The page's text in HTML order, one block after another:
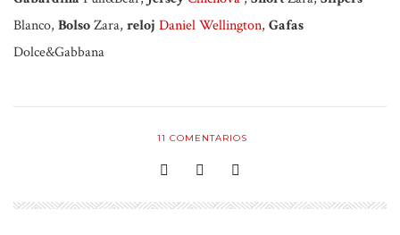
Blanco, BolsoZara, reloj Daniel Wellington, Gafas
Dolce&Gabbana
11 COMENTARIOS